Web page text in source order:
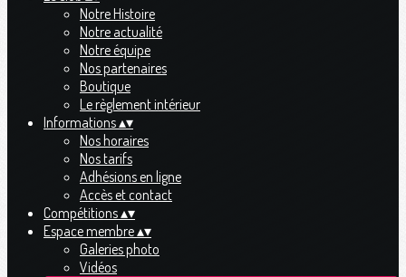
Notre Histoire
Notre actualité
Notre équipe
Nos partenaires
Boutique
Le règlement intérieur
Informations▴▾
Nos horaires
Nos tarifs
Adhésions en ligne
Accès et contact
Compétitions▴▾
Espace membre▴▾
Galeries photo
Vidéos